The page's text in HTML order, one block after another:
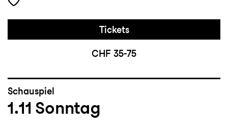
Tickets
CHF 35-75
Schauspiel
1.11 Sonntag